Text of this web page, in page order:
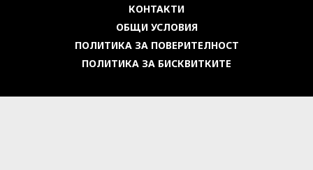
КОНТАКТИ
ОБЩИ УСЛОВИЯ
ПОЛИТИКА ЗА ПОВЕРИТЕЛНОСТ
ПОЛИТИКА ЗА БИСКВИТКИТЕ